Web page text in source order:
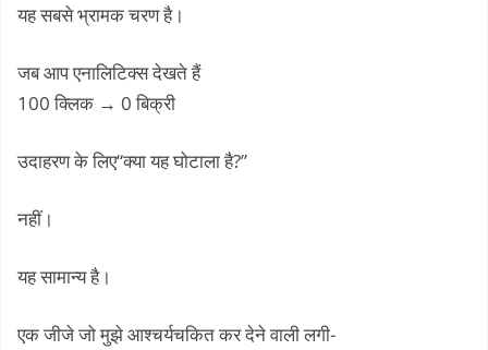
यह सबसे भ्रामक चरण है।
जब आप एनालिटिक्स देखते हैं
100 क्लिक → 0 बिक्री
उदाहरण के लिए“क्या यह घोटाला है?”
नहीं।
यह सामान्य है।
एक जीजे जो मुझे आश्चर्यचकित कर देने वाली लगी-